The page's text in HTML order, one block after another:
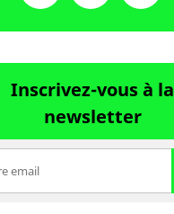
Inscrivez-vous à la
newsletter